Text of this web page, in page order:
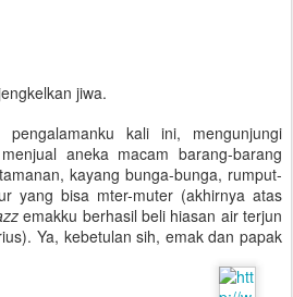
jiwa.
kali ini, mengunjungi
aneka macam barang-barang
kayang bunga-bunga, rumput-
yang bisa mter-muter (akhirnya atas
emakku berhasil beli hiasan air terjun
Ya, kebetulan sih, emak dan papak